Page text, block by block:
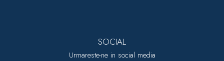
SOCIAL
Urmareste-ne in social media